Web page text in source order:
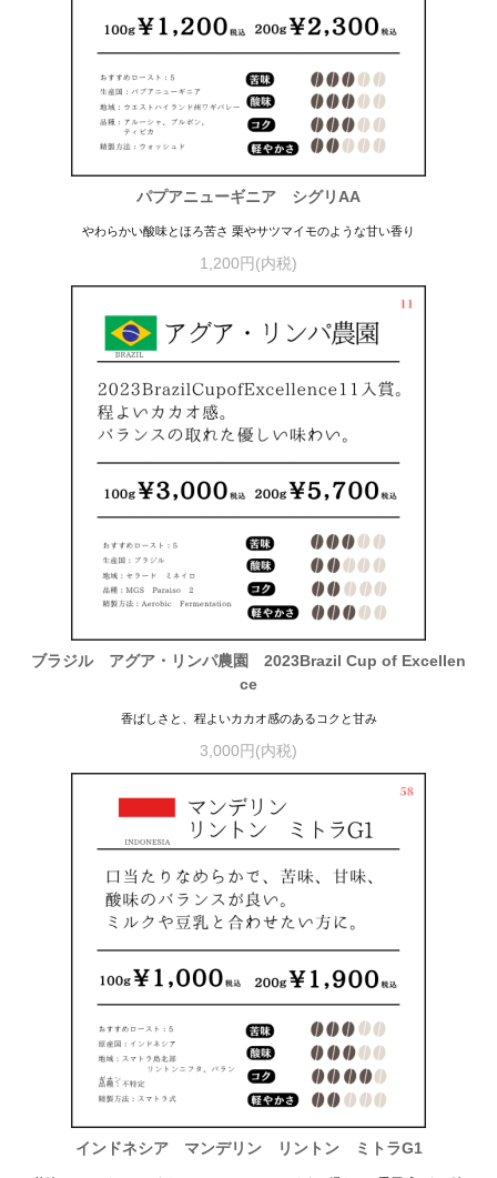
パプアニューギニア シグリAA
やわらかい酸味とほろ苦さ 栗やサツマイモのような甘い香り
1,200円(内税)
ブラジル アグア・リンパ農園 2023Brazil Cup of Excellen
ce
香ばしさと、程よいカカオ感のあるコクと甘み
3,000円(内税)
インドネシア マンデリン リントン ミトラG1